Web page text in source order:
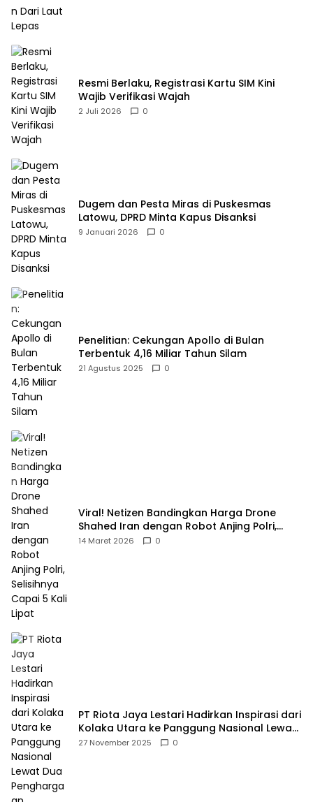
Resmi Berlaku, Registrasi Kartu SIM Kini
Wajib Verifikasi Wajah
2 Juli 2026 0
Dugem dan Pesta Miras di Puskesmas
Latowu, DPRD Minta Kapus Disanksi
9 Januari 2026 0
Penelitian: Cekungan Apollo di Bulan
Terbentuk 4,16 Miliar Tahun Silam
21 Agustus 2025 0
Viral! Netizen Bandingkan Harga Drone
Shahed Iran dengan Robot Anjing Polri,
Selisihnya Capai 5 Kali Lipat
14 Maret 2026 0
PT Riota Jaya Lestari Hadirkan Inspirasi dari
Kolaka Utara ke Panggung Nasional Lewat
Dua Penghargaan Bergengsi
27 November 2025 0